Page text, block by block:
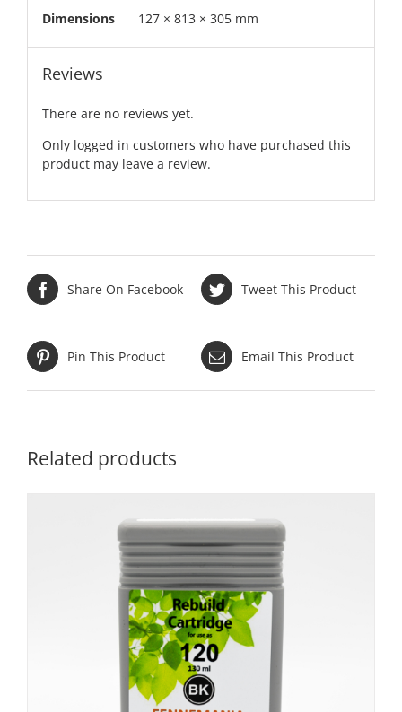
Dimensions
127 × 813 × 305 mm
Reviews
There are no reviews yet.
Only logged in customers who have purchased this
product may leave a review.
Share On Facebook Tweet This Product
Pin This Product Email This Product
Related products